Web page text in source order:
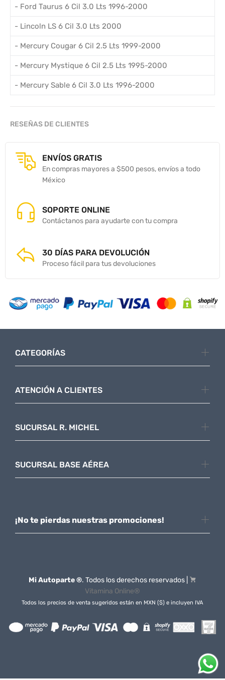
- Ford Taurus 6 Cil 3.0 Lts 1996-2000
- Lincoln LS 6 Cil 3.0 Lts 2000
- Mercury Cougar 6 Cil 2.5 Lts 1999-2000
- Mercury Mystique 6 Cil 2.5 Lts 1995-2000
- Mercury Sable 6 Cil 3.0 Lts 1996-2000
RESEÑAS DE CLIENTES
ENVÍOS GRATIS
En compras mayores a $500 pesos, envíos a todo
México
SOPORTE ONLINE
Contáctanos para ayudarte con tu compra
30 DÍAS PARA DEVOLUCIÓN
Proceso fácil para tus devoluciones
¡No te pierdas nuestras promociones!
CATEGORÍAS
ATENCIÓN A CLIENTES
SUCURSAL R. MICHEL
SUCURSAL BASE AÉREA
Mi Autoparte ®. Todos los derechos reservados |
Vitamina Online®
Todos los precios de venta sugeridos están en MXN ($) e incluyen IVA